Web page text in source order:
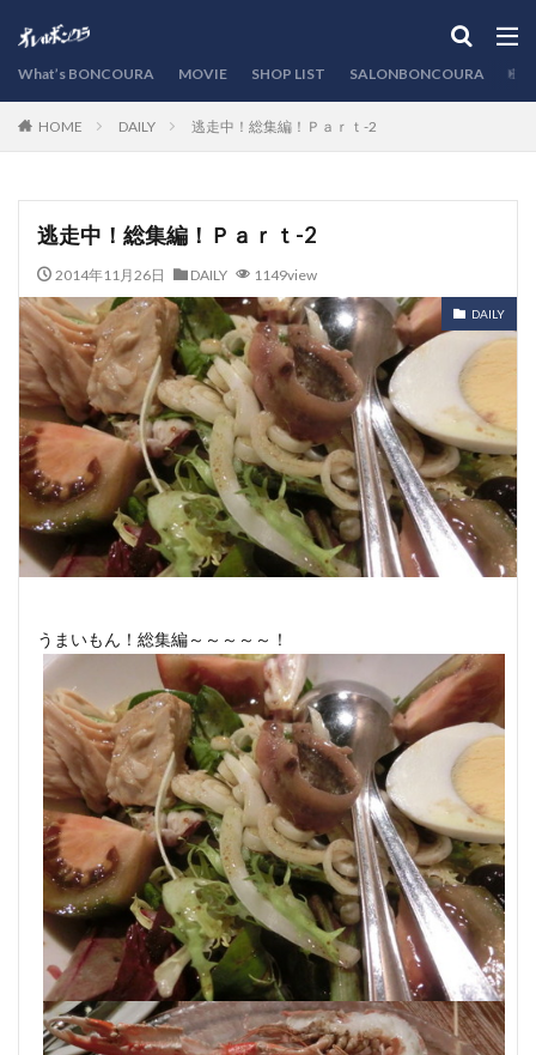
What’s BONCOURA MOVIE SHOP LIST SALONBONCOURA
HOME DAILY 逃走中！総集編！Ｐａｒｔ-2
逃走中！総集編！Ｐａｒｔ-2
2014年11月26日 DAILY 1149view
DAILY
うまいもん！総集編～～～～～！
カテゴリー
検索